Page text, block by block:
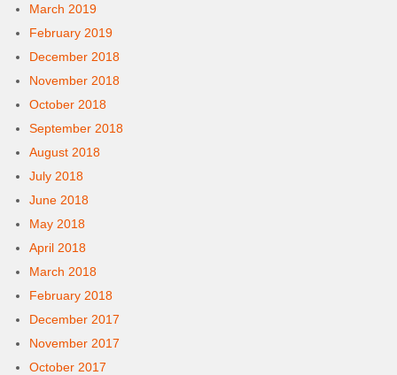
March 2019
February 2019
December 2018
November 2018
October 2018
September 2018
August 2018
July 2018
June 2018
May 2018
April 2018
March 2018
February 2018
December 2017
November 2017
October 2017